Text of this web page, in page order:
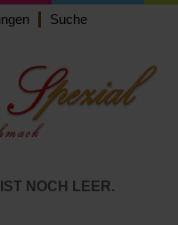
Suche
NOCH LEER.